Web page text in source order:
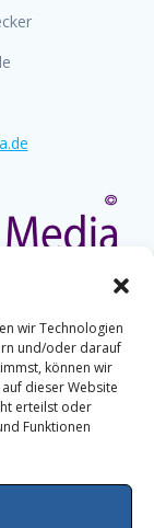
wir Technologien
und/oder darauf
können wir
dieser Website
erteilst oder
Funktionen
Konzeption,